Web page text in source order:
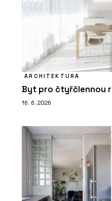
ARCHITEKTURA
Byt pro čtyřčlennou
16. 6. 2026